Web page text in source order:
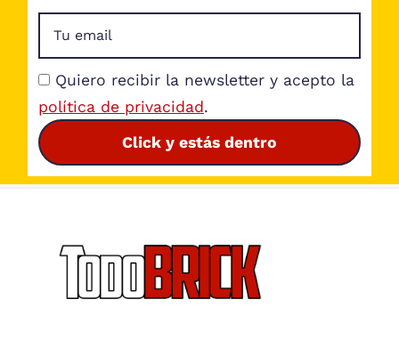
Quiero recibir la newsletter y acepto la
política de privacidad.
Click y estás dentro
Footer